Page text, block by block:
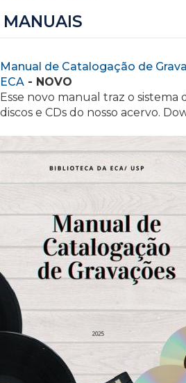
MANUAIS
Manual de Catalogação de
ECA - NOVO
Esse novo manual traz o sistema
discos e CDs do nosso acervo.